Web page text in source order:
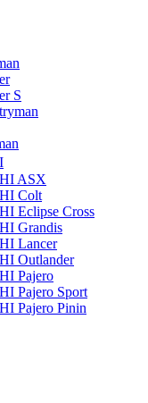
S
ASX
Colt
Eclipse Cross
Grandis
Lancer
Outlander
Pajero
Pajero Sport
Pajero Pinin